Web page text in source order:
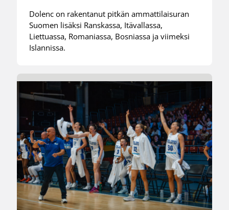
Dolenc on rakentanut pitkän ammattilaisuran
Suomen lisäksi Ranskassa, Itävallassa,
Liettuassa, Romaniassa, Bosniassa ja viimeksi
Islannissa.